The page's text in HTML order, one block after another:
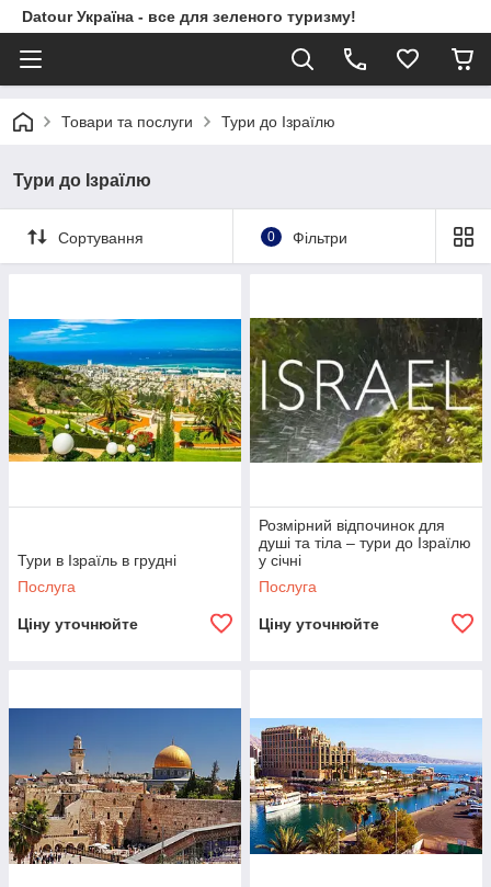
Datour Україна - все для зеленого туризму!
Товари та послуги Тури до Ізраїлю
Тури до Ізраїлю
Сортування 0 Фільтри
Тури в Ізраїль в грудні
Послуга
Ціну уточнюйте
Розмірний відпочинок для
душі та тіла – тури до Ізраїлю
у січні
Послуга
Ціну уточнюйте